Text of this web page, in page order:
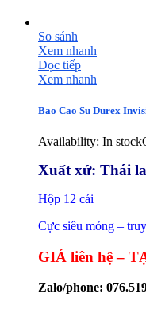
So sánh
Xem nhanh
Đọc tiếp
Xem nhanh
Bao Cao Su Durex
Availability: In stock
Xuất xứ: Thái
Hộp 12 cái
Cực siêu mỏng –
GIÁ liên hệ –
Zalo/phone: